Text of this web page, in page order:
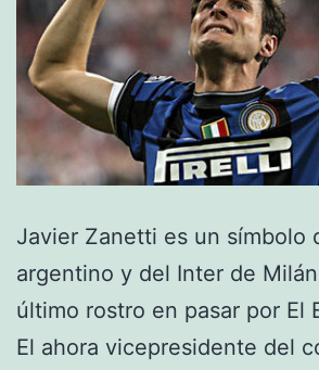
Javier Zanetti es un símbolo
argentino y del Inter de
último rostro en pasar por El
El ahora vicepresidente del